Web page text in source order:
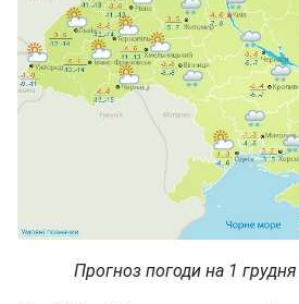
Прогноз погоди на 1